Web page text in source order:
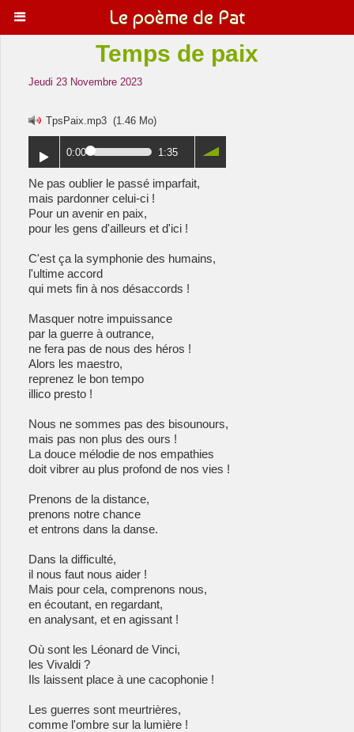
Le poème de Pat
Temps de paix
Jeudi 23 Novembre 2023
TpsPaix.mp3 (1.46 Mo)
0:00 1:35
Ne pas oublier le passé imparfait,
mais pardonner celui-ci !
Pour un avenir en paix,
pour les gens d'ailleurs et d'ici !
C'est ça la symphonie des humains,
l'ultime accord
qui mets fin à nos désaccords !
Masquer notre impuissance
par la guerre à outrance,
ne fera pas de nous des héros !
Alors les maestro,
reprenez le bon tempo
illico presto !
Nous ne sommes pas des bisounours,
mais pas non plus des ours !
La douce mélodie de nos empathies
doit vibrer au plus profond de nos vies !
Prenons de la distance,
prenons notre chance
et entrons dans la danse.
Dans la difficulté,
il nous faut nous aider !
Mais pour cela, comprenons nous,
en écoutant, en regardant,
en analysant, et en agissant !
Où sont les Léonard de Vinci,
les Vivaldi ?
Ils laissent place à une cacophonie !
Les guerres sont meurtrières,
comme l'ombre sur la lumière !